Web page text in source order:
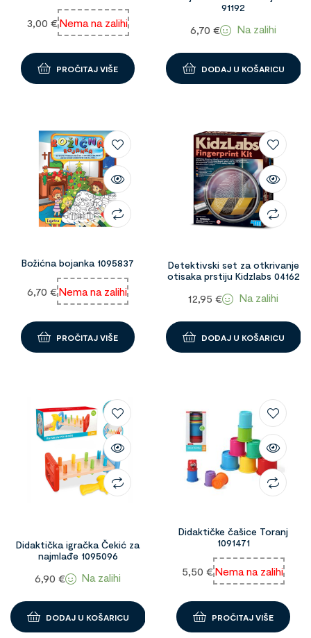
3,00 €Nema na zalihi
PROČITAJ VIŠE
91192
6,70€ Na zalihi
DODAJ U KOŠARICU
Božićna bojanka 1095837
6,70 €Nema na zalihi
PROČITAJ VIŠE
Detektivski set za otkrivanje
otisaka prstiju Kidzlabs 04162
12,95€ Na zalihi
DODAJ U KOŠARICU
Didaktička igračka Čekić za
najmlađe 1095096
6,90 € Na zalihi
DODAJ U KOŠARICU
Didaktičke čašice Toranj
1091471
5,50 €Nema na zalihi
PROČITAJ VIŠE